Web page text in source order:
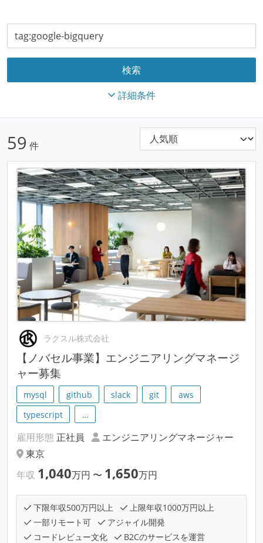
詳細条件
59 件
ラクスル株式会社
【ノバセル事業】エンジニアリングマネージ
ャー募集
mysql github slack git
aws
typescript
…
雇用形態 正社員
エンジニアリングマネージャー
東京
年収 1,040万円 〜 1,650万円
下限年収500万円以上
上限年収1000万円以上
一部リモート可
アジャイル開発
コードレビュー文化
B2Cのサービスを運営